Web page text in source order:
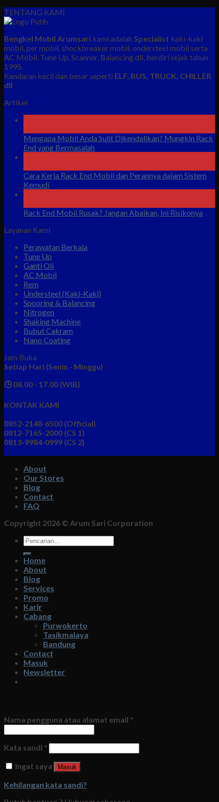
TENTANG KAMI
Bengkel Mobil Arumsari kami adalah Specialist kaki-kaki
mobil, per mobil, shockbreaker mobil, ondersteel mobil serta
AC Mobil, Tune Up, Scanner, Balancing dll, berdiri sejak tahun
1995.
Kendaran kecil dan besar seperti ELF, BUS, TRUCK, CHILLER
dll
Artikel
Mengapa Mobil Anda Sulit Dikendalikan? Mungkin Rack
End yang Bermasalah
Cara Kerja Rack End Mobil dan Perannya dalam Sistem
Kemudi
Rack End Mobil Rusak? Jangan Abaikan, Ini Risikonya
Layanan Kami
Perawatan Berkala
Tune Up
Ganti Oli
AC Mobil
Rem
Understeel (Kaki-Kaki)
Spooring & Balancing
Nitrogen
Shaking Machine
Bubut Cakram
Nano Coating
Jam Buka
Setiap Hari (Senin - Minggu)
🕒 08.00 - 17.00 (WIB)
KONTAK KAMI
0852-2148-6500 (Official)
0812-7165-2000 (CS 1)
0813-9984-0999 (CS 2)
About
Our Stores
Blog
Contact
FAQ
Copyright 2026 © Arum Sari Corporation
Pencarian
untuk:
Home
About
Blog
Services
Promo
Karir
Cabang
Purwokerto
Tasikmalaya
Bandung
Contact
Masuk
Newsletter
Nama pengguna atau alamat email *
Kata sandi *
Ingat saya
Masuk
Kehilangan kata sandi?